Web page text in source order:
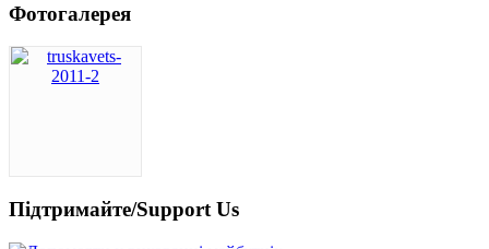
Фотогалерея
Підтримайте/Support Us